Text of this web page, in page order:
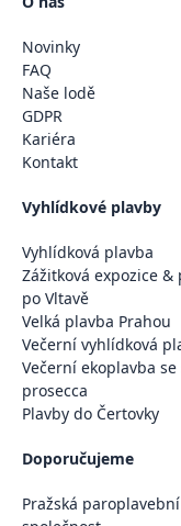
Novinky
FAQ
Naše lodě
GDPR
Kariéra
Kontakt
Vyhlídkové plavby
Vyhlídková plavba
Zážitková expozice &
po Vltavě
Velká plavba Prahou
Večerní vyhlídková
Večerní ekoplavba
prosecca
Plavby do Čertovky
Doporučujeme
Pražská paroplavební